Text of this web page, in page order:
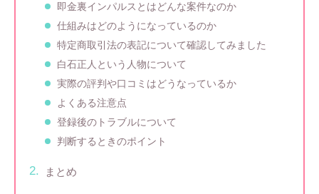
即金裏インパルスとはどんな案件なのか
仕組みはどのようになっているのか
特定商取引法の表記について確認してみました
白石正人という人物について
実際の評判や口コミはどうなっているか
よくある注意点
登録後のトラブルについて
判断するときのポイント
まとめ